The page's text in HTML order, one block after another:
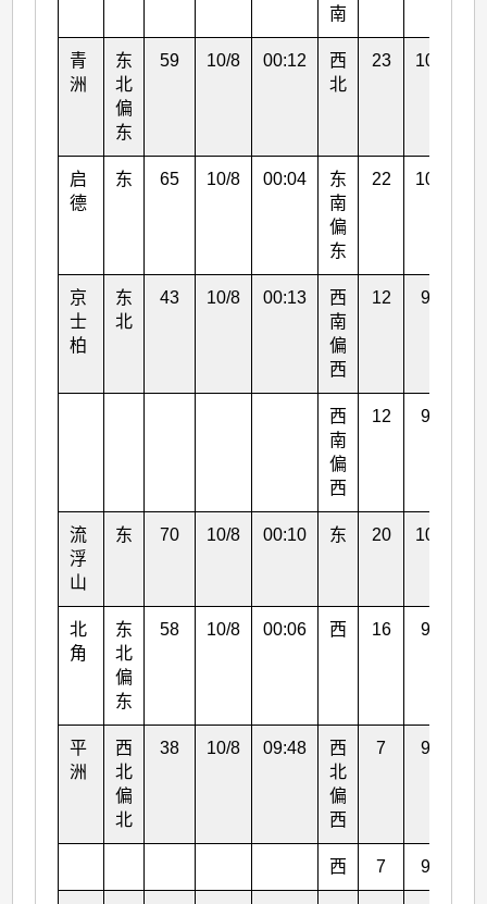
南
青
洲
东
北
偏
东
59 10/8 00:12
西
北
23 10/8
启
德
东 65 10/8 00:04
东
南
偏
东
22 10/8
京
士
柏
东
北
43 10/8 00:13
西
南
偏
西
12 9/8
西
南
偏
西
12 9/8
流
浮
山
东 70 10/8 00:10 东 20 10/8
北
角
东
北
偏
东
58 10/8 00:06 西 16 9/8
平
洲
西
北
偏
北
38 10/8 09:48
西
北
偏
西
7 9/8
西 7 9/8